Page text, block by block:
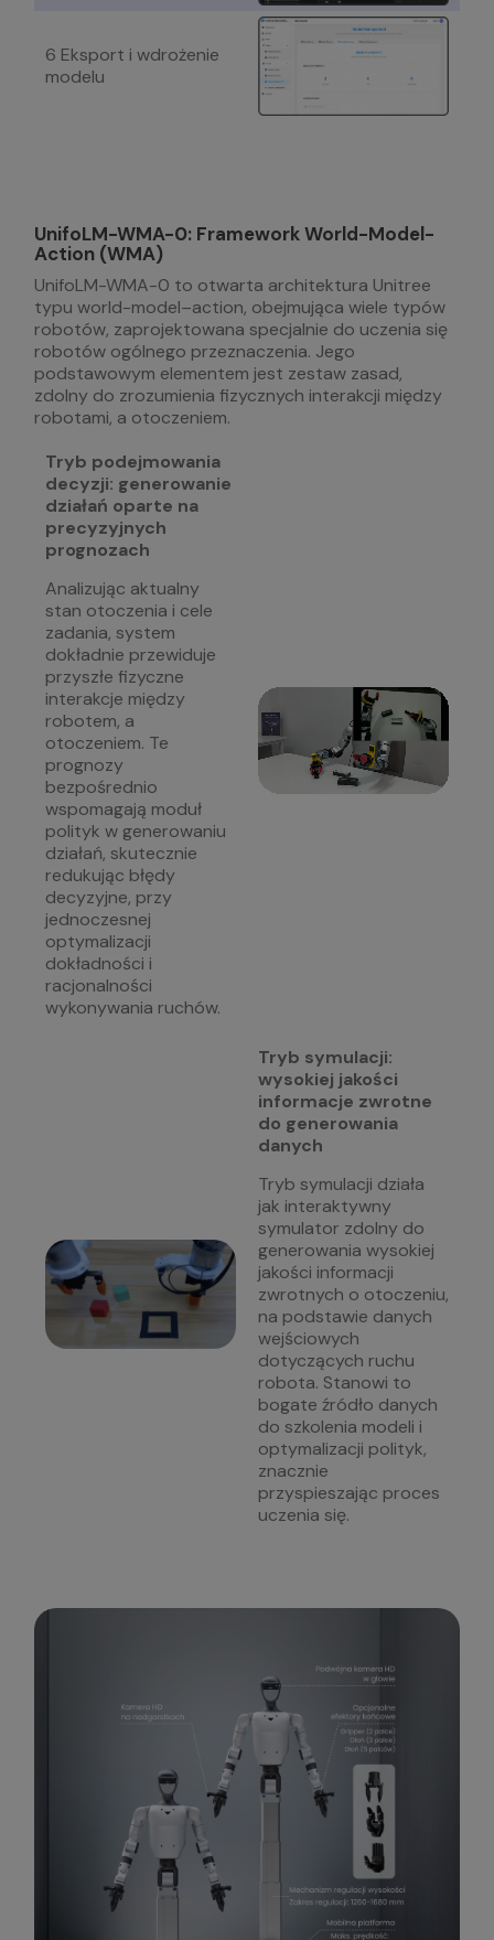
6 Eksport i wdrożenie
modelu
UnifoLM-WMA-0: Framework World-Model-
Action (WMA)
UnifoLM-WMA-0 to otwarta architektura Unitree
typu world-model–action, obejmująca wiele typów
robotów, zaprojektowana specjalnie do uczenia się
robotów ogólnego przeznaczenia. Jego
podstawowym elementem jest zestaw zasad,
zdolny do zrozumienia fizycznych interakcji między
robotami, a otoczeniem.
Tryb podejmowania
decyzji: generowanie
działań oparte na
precyzyjnych
prognozach
Analizując aktualny
stan otoczenia i cele
zadania, system
dokładnie przewiduje
przyszłe fizyczne
interakcje między
robotem, a
otoczeniem. Te
prognozy
bezpośrednio
wspomagają moduł
polityk w generowaniu
działań, skutecznie
redukując błędy
decyzyjne, przy
jednoczesnej
optymalizacji
dokładności i
racjonalności
wykonywania ruchów.
Tryb symulacji:
wysokiej jakości
informacje zwrotne
do generowania
danych
Tryb symulacji działa
jak interaktywny
symulator zdolny do
generowania wysokiej
jakości informacji
zwrotnych o otoczeniu,
na podstawie danych
wejściowych
dotyczących ruchu
robota. Stanowi to
bogate źródło danych
do szkolenia modeli i
optymalizacji polityk,
znacznie
przyspieszając proces
uczenia się.